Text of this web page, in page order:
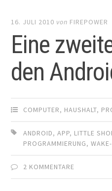
16. JULI 2010 von FIREPOWER
Eine
den
COMPUTER, HAUSHALT,
ANDROID,APP, LITTLE
PROGRAMMIERUNG,
2 KOMMENTARE